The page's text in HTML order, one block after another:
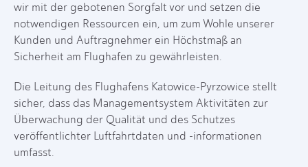
wir mit der gebotenen Sorgfalt vor und setzen die
notwendigen Ressourcen ein, um zum Wohle unserer
Kunden und Auftragnehmer ein Höchstmaß an
Sicherheit am Flughafen zu gewährleisten.
Die Leitung des Flughafens Katowice-Pyrzowice stellt
sicher, dass das Managementsystem Aktivitäten zur
Überwachung der Qualität und des Schutzes
veröffentlichter Luftfahrtdaten und -informationen
umfasst.